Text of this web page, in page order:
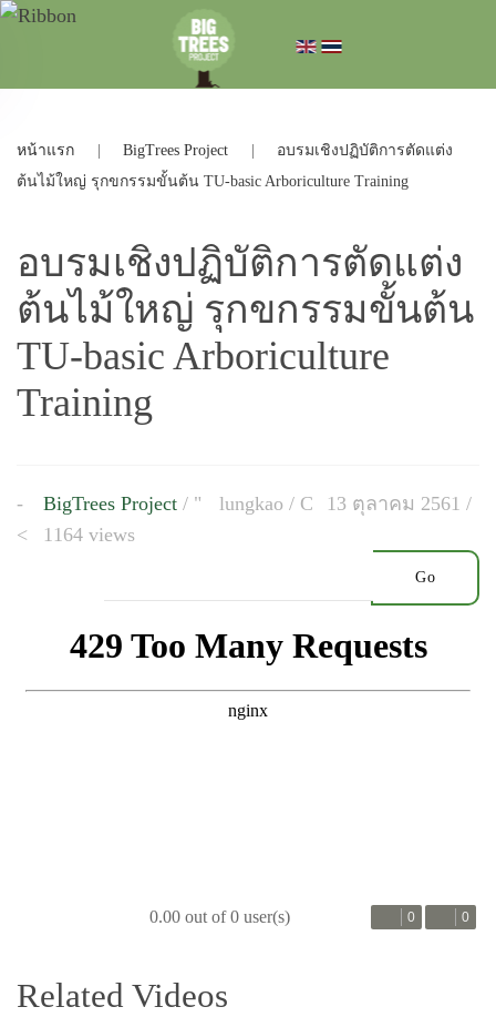
หน้าแรก BigTrees Project
อบรมเชิงปฏิบัติการตัดแต่ง
ต้นไม้ใหญ่ รุกขกรรมขั้นต้น TU-basic Arboriculture Training
อบรมเชิงปฏิบัติการตัดแต่ง
ต้นไม้ใหญ่ รุกขกรรมขั้นต้น
TU-basic Arboriculture
Training
BigTrees Project/ lungkao /
13 ตุลาคม 2561 /
1164 views
Go
0.00 out of 0 user(s) 0 0
Related Videos